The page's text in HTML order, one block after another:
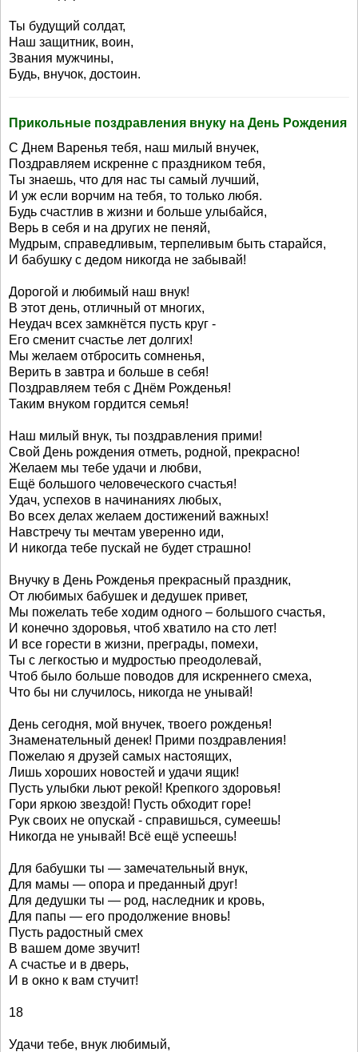
Ты будущий солдат,
Наш защитник, воин,
Звания мужчины,
Будь, внучок, достоин.
Прикольные поздравления внуку на День Рождения
С Днем Варенья тебя, наш милый внучек,
Поздравляем искренне с праздником тебя,
Ты знаешь, что для нас ты самый лучший,
И уж если ворчим на тебя, то только любя.
Будь счастлив в жизни и больше улыбайся,
Верь в себя и на других не пеняй,
Мудрым, справедливым, терпеливым быть старайся,
И бабушку с дедом никогда не забывай!
Дорогой и любимый наш внук!
В этот день, отличный от многих,
Неудач всех замкнётся пусть круг -
Его сменит счастье лет долгих!
Мы желаем отбросить сомненья,
Верить в завтра и больше в себя!
Поздравляем тебя с Днём Рожденья!
Таким внуком гордится семья!
Наш милый внук, ты поздравления прими!
Свой День рождения отметь, родной, прекрасно!
Желаем мы тебе удачи и любви,
Ещё большого человеческого счастья!
Удач, успехов в начинаниях любых,
Во всех делах желаем достижений важных!
Навстречу ты мечтам уверенно иди,
И никогда тебе пускай не будет страшно!
Внучку в День Рожденья прекрасный праздник,
От любимых бабушек и дедушек привет,
Мы пожелать тебе ходим одного – большого счастья,
И конечно здоровья, чтоб хватило на сто лет!
И все горести в жизни, преграды, помехи,
Ты с легкостью и мудростью преодолевай,
Чтоб было больше поводов для искреннего смеха,
Что бы ни случилось, никогда не унывай!
День сегодня, мой внучек, твоего рожденья!
Знаменательный денек! Прими поздравления!
Пожелаю я друзей самых настоящих,
Лишь хороших новостей и удачи ящик!
Пусть улыбки льют рекой! Крепкого здоровья!
Гори яркою звездой! Пусть обходит горе!
Рук своих не опускай - справишься, сумеешь!
Никогда не унывай! Всё ещё успеешь!
Для бабушки ты — замечательный внук,
Для мамы — опора и преданный друг!
Для дедушки ты — род, наследник и кровь,
Для папы — его продолжение вновь!
Пусть радостный смех
В вашем доме звучит!
А счастье и в дверь,
И в окно к вам стучит!
18
Удачи тебе, внук любимый,